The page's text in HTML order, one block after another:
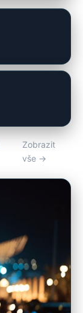
Zobrazit
vše →